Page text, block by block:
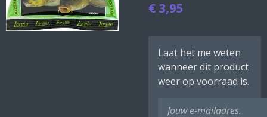
€ 3,95
Laat het me weten
wanneer dit product
weer op voorraad is.